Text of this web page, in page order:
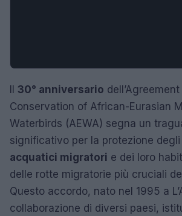
Il 30° anniversario
Conservation of African-Eurasian
Waterbirds (AEWA) segna un
significativo per la protezione degli
acquatici migratori e dei loro
delle rotte migratorie più cruciali
Questo accordo, nato nel 1995 a
collaborazione di diversi paesi,